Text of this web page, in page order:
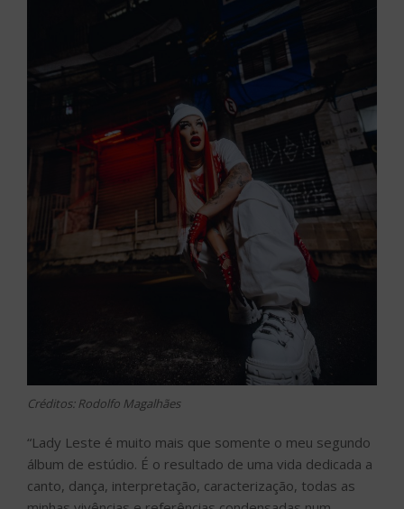
Créditos: Rodolfo Magalhães
“Lady Leste é muito mais que somente o meu segundo
álbum de estúdio. É o resultado de uma vida dedicada a
canto, dança, interpretação, caracterização, todas as